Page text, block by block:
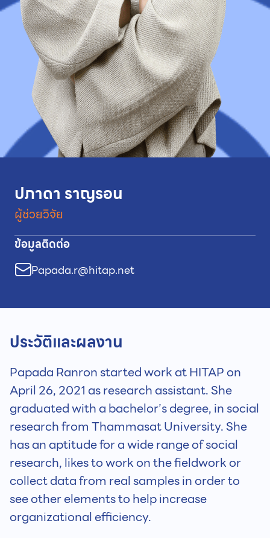
ปภาดา ราญรอน
ผู้ช่วยวิจัย
ข้อมูลติดต่อ
Papada.r@hitap.net
ประวัติและผลงาน
Papada Ranron started work at HITAP on
April 26, 2021 as research assistant. She
graduated with a bachelor’s degree, in social
research from Thammasat University. She
has an aptitude for a wide range of social
research, likes to work on the fieldwork or
collect data from real samples in order to
see other elements to help increase
organizational efficiency.